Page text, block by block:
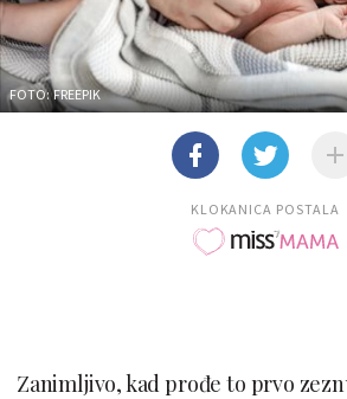
FOTO: FREEPIK
KLOKANICA POSTALA
Zanimljivo, kad prođe to prvo